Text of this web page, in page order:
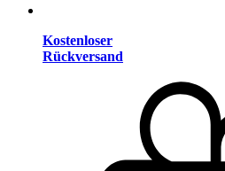
Kostenloser
Rückversand